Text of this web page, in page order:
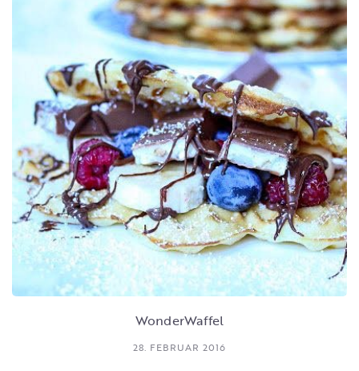
WonderWaffel
28. FEBRUAR 2016